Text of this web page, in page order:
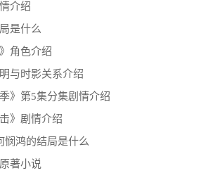
介绍
是什么
角色介绍
与时影关系介绍
》第5集分集剧情介绍
》剧情介绍
悯鸿的结局是什么
著小说